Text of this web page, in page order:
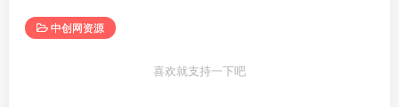
中创网资源
喜欢就支持一下吧